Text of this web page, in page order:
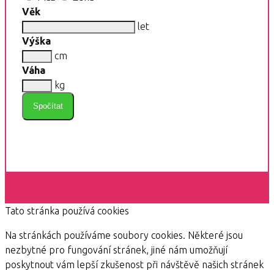
Věk
let
Výška
cm
Váha
kg
Spočítat
Tato stránka používá cookies
Na stránkách používáme soubory cookies. Některé jsou
nezbytné pro fungování stránek, jiné nám umožňují
poskytnout vám lepší zkušenost při návštěvě našich stránek